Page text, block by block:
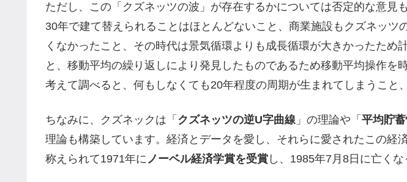
ただし、この「クズネッツの波」が存在するかについては否定的な意見
30年で建て替えられることはほとんどないこと、商業施設もクズネッツ
くなかったこと、その時代は景気循環よりも成長循環が大きかったため
と、移動平均の繰り返しにより発見したものであるため移動平均操作を
考えて調べると、何もしなくても20年程度の周期が生まれてしまうこと
ちなみに、クズネックは「 クズネッツの逆U字曲線」の理論や「 平均貯
理論も構築しています。経済とデータを愛し、それらに愛されたこの経
称えられて1971年にノーベル経済学賞を受賞 し、1985年7月8日に亡くな